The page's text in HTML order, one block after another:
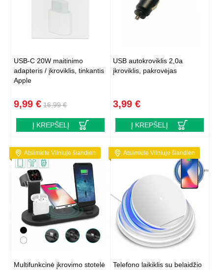
USB-C 20W maitinimo
adapteris / įkroviklis, tinkantis
Apple
9,99 € 16,99 €
Į KREPŠELĮ
USB autokroviklis 2,0a
įkroviklis, pakrovėjas
3,99 €
Į KREPŠELĮ
Atsiimkite Vilniuje šiandien
Multifunkcinė įkrovimo stotelė
Atsiimkite Vilniuje šiandien
Telefono laikiklis su belaidžio